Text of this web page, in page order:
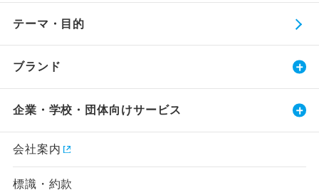
テーマ・目的
ブランド
企業・学校・団体向けサービス
会社案内
標識・約款